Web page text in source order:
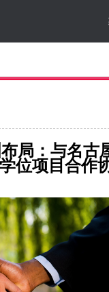
局：与名古
位项目合作